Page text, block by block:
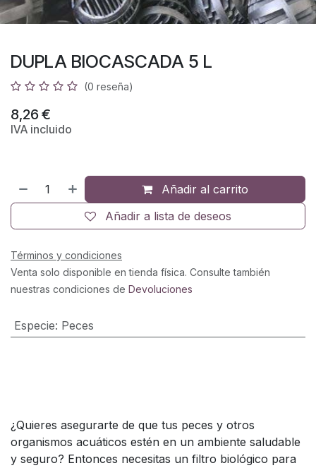
DUPLA BIOCASCADA 5 L
(0 reseña)
8,26 €
IVA incluido
Añadir al carrito
Añadir a lista de deseos
Términos y condiciones
Venta solo disponible en tienda física. Consulte también
nuestras condiciones de Devoluciones
Especie: Peces
¿Quieres asegurarte de que tus peces y otros
organismos acuáticos estén en un ambiente saludable
y seguro? Entonces necesitas un filtro biológico para